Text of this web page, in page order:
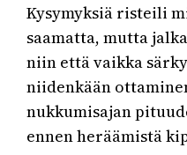
Kysymyksiä risteili
saamatta, mutta
niin että vaikka
niidenkään
nukkumisajan
ennen heräämistä